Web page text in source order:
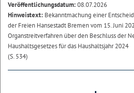
Veröffentlichungsdatum:08.07.2026
Hinweistext: Bekanntmachung einer
der Freien Hansestadt Bremen vom 15. Juni
Organstreitverfahren über den Beschluss der
Haushaltsgesetzes für das Haushaltsjahr 2024
(S. 534)